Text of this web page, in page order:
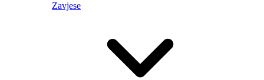
Zavjese